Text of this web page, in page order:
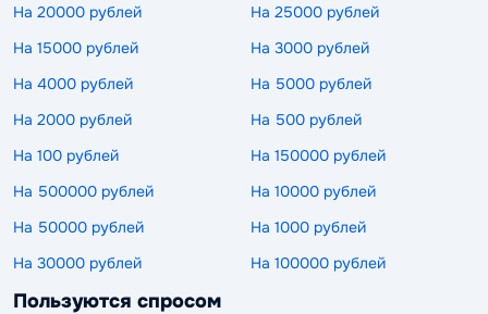
На 20000 рублей
На 25000 рублей
На 15000 рублей
На 3000 рублей
На 4000 рублей
На 5000 рублей
На 2000 рублей
На 500 рублей
На 100 рублей
На 150000 рублей
На 500000 рублей
На 10000 рублей
На 50000 рублей
На 1000 рублей
На 30000 рублей
На 100000 рублей
Пользуются спросом